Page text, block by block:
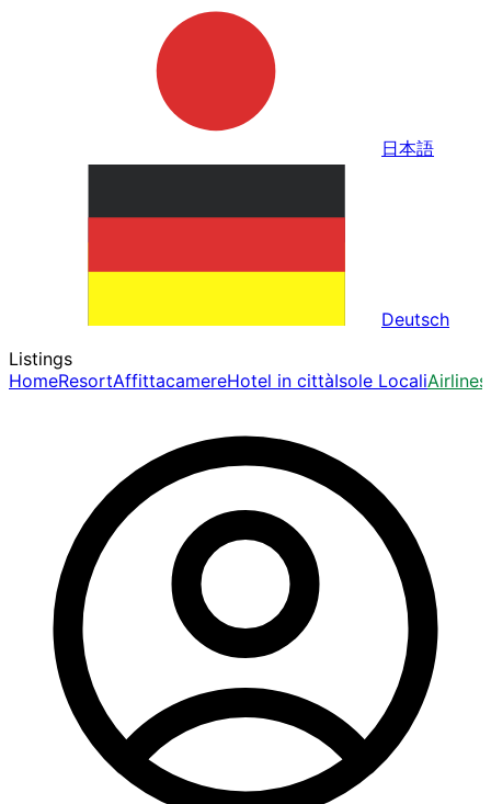
日本語
Deutsch
Listings
HomeResortAffittacamereHotel in cittàIsole LocaliAirlines